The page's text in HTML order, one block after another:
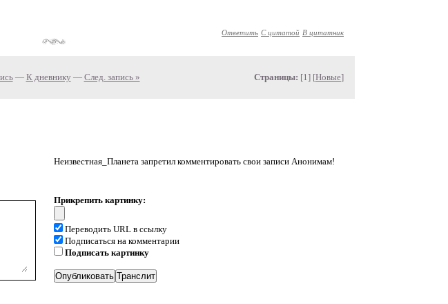
Ответить С цитатой В цитатник
— К дневнику — След. запись » Страницы: [1] [Новые]
Неизвестная_Планета запретил комментировать свои записи Анонимам!
Прикрепить картинку:
Переводить URL в ссылку
Подписаться на комментарии
Подписать картинку